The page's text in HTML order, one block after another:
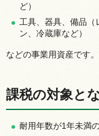
ど）
工具、器具、備品（
ン、冷蔵庫など）
などの事業用資産です。
課税の対象と
耐用年数が1年未満